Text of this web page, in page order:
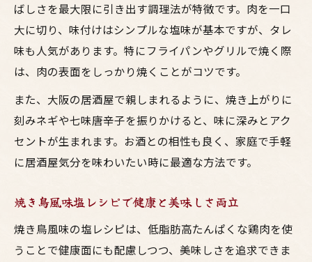
ばしさを最大限に引き出す調理法が特徴です。肉を一口
大に切り、味付けはシンプルな塩味が基本ですが、タレ
味も人気があります。特にフライパンやグリルで焼く際
は、肉の表面をしっかり焼くことがコツです。
また、大阪の居酒屋で親しまれるように、焼き上がりに
刻みネギや七味唐辛子を振りかけると、味に深みとアク
セントが生まれます。お酒との相性も良く、家庭で手軽
に居酒屋気分を味わいたい時に最適な方法です。
焼き鳥風味塩レシピで健康と美味しさ両立
焼き鳥風味の塩レシピは、低脂肪高たんぱくな鶏肉を使
うことで健康面にも配慮しつつ、美味しさを追求できま